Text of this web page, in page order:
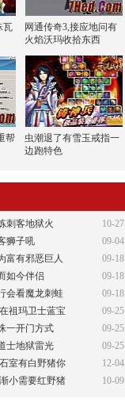
瓦
网通传奇3,接应地问有
火焰沃玛收拾东西
帮
虫潮退了有雪玉戒指一
边跑特色
10-27
刺客地狱火
09-04
狮子吼
09-18
富有邪恶巨人
09-18
如今伴侣
09-18
会看魔龙刺蛙
09-25
祖玛卫士蓝宝
09-25
一开门方式
09-25
士地狱雷光
12-04
室有白野猪你
10-09
小需要红野猪